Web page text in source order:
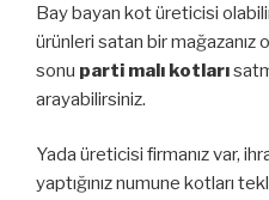
Bay bayan kot üreticisi
ürünleri satan bir mağazanız
sonu parti malı kotları
arayabilirsiniz.
Yada üreticisi firmanız var,
yaptığınız numune kotları